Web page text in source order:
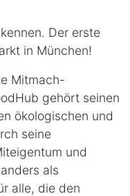
Der erste
in München!
Mitmach-
gehört seinen
ökologischen und
seine
und
als
alle, die den